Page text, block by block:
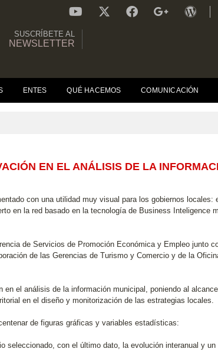
SUSCRÍBETE AL
NEWSLETTER
ENTES QUÉ HACEMOS COMUNICACIÓN
EN EL ANÁLISIS DE LA
con una utilidad muy visual para los gobiernos locales:
en la red basado en la tecnología de Business Inteligence
de Servicios de Promoción Económica y Empleo junto
de las Gerencias de Turismo y Comercio y de la
el análisis de la información municipal, poniendo al
en el diseño y monitorización de las estrategias locales.
de figuras gráficas y variables estadísticas:
seleccionado, con el último dato, la evolución interanual y